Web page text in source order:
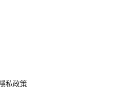
隱私政策